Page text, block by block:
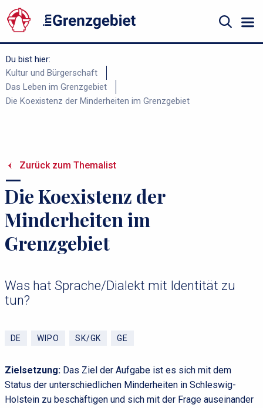
til
hovedindhold
Suche
Du bist hier:
Kultur und Bürgerschaft
Das Leben im Grenzgebiet
Die Koexistenz der Minderheiten im Grenzgebiet
Zurück zum Themalist
Die Koexistenz der
Minderheiten im
Grenzgebiet
Was hat Sprache/Dialekt mit Identität zu
tun?
DE WIPO SK/GK GE
Zielsetzung: Das Ziel der Aufgabe ist es sich mit dem
Status der unterschiedlichen Minderheiten in Schleswig-
Holstein zu beschäftigen und sich mit der Frage auseinander